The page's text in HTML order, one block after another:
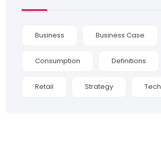
Business Business Case
Consumption Definitions
Retail Strategy Tech